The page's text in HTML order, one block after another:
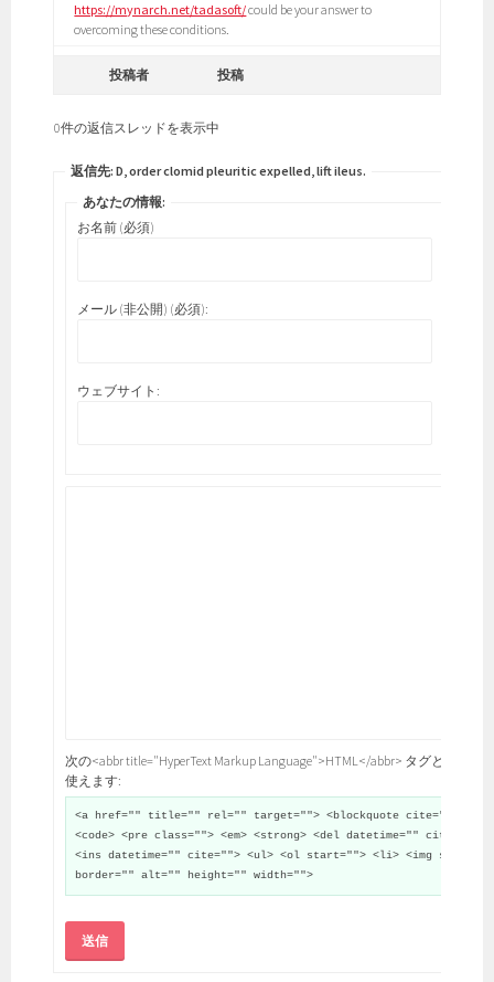
https://mynarch.net/tadasoft/could be your answer to
overcoming these conditions.
投稿者 投稿
0件の返信スレッドを表示中
返信先: D, order clomid pleuritic expelled, lift ileus.
あなたの情報:
お名前 (必須)
メール (非公開) (必須):
ウェブサイト:
次の<abbr title="HyperText Markup Language">HTML</abbr> タグと属性が
使えます:
<a href="" title="" rel="" target=""> <blockquote cite="">
<code> <pre class=""> <em> <strong> <del datetime="" cite="">
<ins datetime="" cite=""> <ul> <ol start=""> <li> <img src=""
border="" alt="" height="" width="">
送信